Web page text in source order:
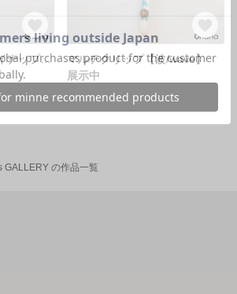
マルチクリップ【パイナップル/pineapple】
マルチクリップ【波/wave】
展示中
GALLERY の作品一覧